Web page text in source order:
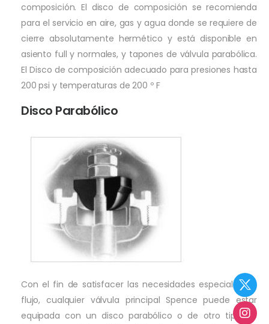
composición. El disco de composición se recomienda
para el servicio en aire, gas y agua donde se requiere de
cierre absolutamente hermético y está disponible en
asiento full y normales, y tapones de válvula parabólica.
El Disco de composición adecuado para presiones hasta
200 psi y temperaturas de 200 º F
Disco Parabólico
Con el fin de satisfacer las necesidades especiales de
flujo, cualquier válvula principal Spence puede estar
equipada con un disco parabólico o de otro tipo de